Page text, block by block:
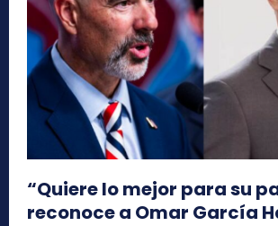
“Quiere lo mejor para su
reconoce a Omar García